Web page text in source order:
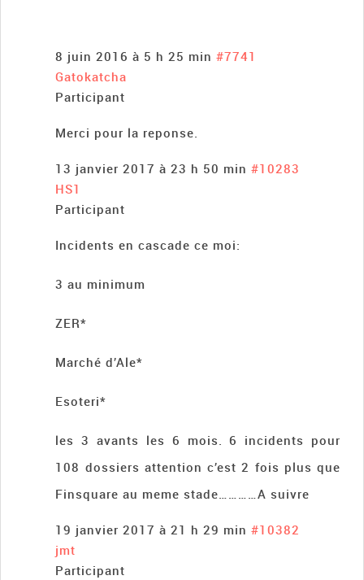
8 juin 2016 à 5 h 25 min #7741
Gatokatcha
Participant
Merci pour la reponse.
13 janvier 2017 à 23 h 50 min #10283
HS1
Participant
Incidents en cascade ce moi:
3 au minimum
ZER*
Marché d’Ale*
Esoteri*
les 3 avants les 6 mois. 6 incidents pour
108 dossiers attention c’est 2 fois plus que
Finsquare au meme stade…………A suivre
19 janvier 2017 à 21 h 29 min #10382
jmt
Participant